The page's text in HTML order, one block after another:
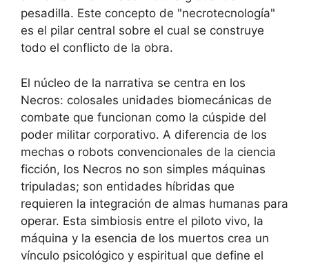
pesadilla. Este concepto de "necrotecnología"
es el pilar central sobre el cual se construye
todo el conflicto de la obra.
El núcleo de la narrativa se centra en los
Necros: colosales unidades biomecánicas de
combate que funcionan como la cúspide del
poder militar corporativo. A diferencia de los
mechas o robots convencionales de la ciencia
ficción, los Necros no son simples máquinas
tripuladas; son entidades híbridas que
requieren la integración de almas humanas para
operar. Esta simbiosis entre el piloto vivo, la
máquina y la esencia de los muertos crea un
vínculo psicológico y espiritual que define el